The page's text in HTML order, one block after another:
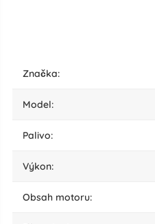
značka:
model:
palivo:
výkon:
obsah motoru: